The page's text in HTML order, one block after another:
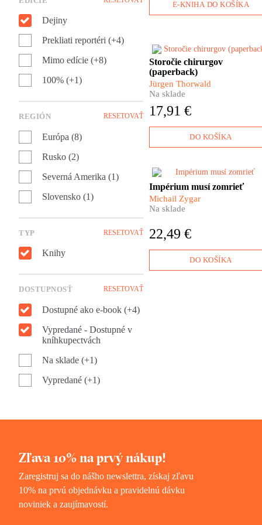
Dejiny
Prekliati reportéri (+4)
Mimo edície (+8)
100% (+1)
REGIÓN RESETOVAŤ
Európa (8)
Rusko (2)
Severná Amerika (1)
Slovensko (1)
TYP RESETOVAŤ
Knihy
DOSTUPNOSŤ RESETOVAŤ
Dostupné ako e-book (+4)
Vypredané - Dostupné v
kníhkupectvách
Na sklade (+1)
Vypredané (+1)
vďaka ktorému prinútil
aby vyškrtol úroky z pôžičiek
zo zoznamu hriechov a
hroziť exekúciou ani
samotnému cisárovi.
E-KNIHA DO KOŠÍKA
Aj chirurgia má svoje dejiny.
Pestré a úchvatné. Čo
predchádzalo prvému ostrému
zárezu skalpelom do živej
rozpráva nemecký spisovateľ
fascinujúcej knihe.
Storočie chirurgov
(paperback)
Jürgen Thorwald
Na sklade
17,91 €
DO KOŠÍKA
Prežite si na vlastnej koži živú
drámu ojedinelého ruského
experimentu s občianskou
despotizmus komunistickej
dvoma rovnako dusivými
Impérium musí zomrieť
Michail Zygar
Na sklade
22,49 €
DO KOŠÍKA
Zľava 10% na prvý nákup!
Zaregistruj sa do nášho newslettra, získaj zľavu
10% na prvú objednávku a pravidelnú dávku
noviniek a zaujímavostí.